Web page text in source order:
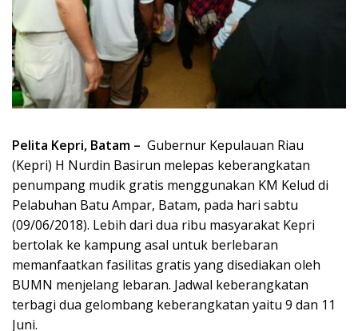
Pelita Kepri, Batam – Gubernur Kepulauan Riau
(Kepri) H Nurdin Basirun melepas keberangkatan
penumpang mudik gratis menggunakan KM Kelud di
Pelabuhan Batu Ampar, Batam, pada hari sabtu
(09/06/2018). Lebih dari dua ribu masyarakat Kepri
bertolak ke kampung asal untuk berlebaran
memanfaatkan fasilitas gratis yang disediakan oleh
BUMN menjelang lebaran. Jadwal keberangkatan
terbagi dua gelombang keberangkatan yaitu 9 dan 11
Juni.